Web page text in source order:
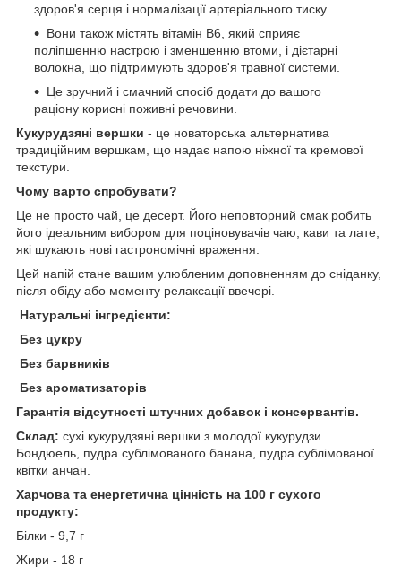
здоров'я серця і нормалізації артеріального тиску.
Вони також містять вітамін B6, який сприяє
поліпшенню настрою і зменшенню втоми, і дієтарні
волокна, що підтримують здоров'я травної системи.
Це зручний і смачний спосіб додати до вашого
раціону корисні поживні речовини.
Кукурудзяні вершки - це новаторська альтернатива
традиційним вершкам, що надає напою ніжної та кремової
текстури.
Чому варто спробувати?
Це не просто чай, це десерт. Його неповторний смак робить
його ідеальним вибором для поціновувачів чаю, кави та лате,
які шукають нові гастрономічні враження.
Цей напій стане вашим улюбленим доповненням до сніданку,
після обіду або моменту релаксації ввечері.
Натуральні інгредієнти:
Без цукру
Без барвників
Без ароматизаторів
Гарантія відсутності штучних добавок і консервантів.
Склад: сухі кукурудзяні вершки з молодої кукурудзи
Бондюель, пудра сублімованого банана, пудра сублімованої
квітки анчан.
Харчова та енергетична цінність на 100 г сухого
продукту:
Білки - 9,7 г
Жири - 18 г